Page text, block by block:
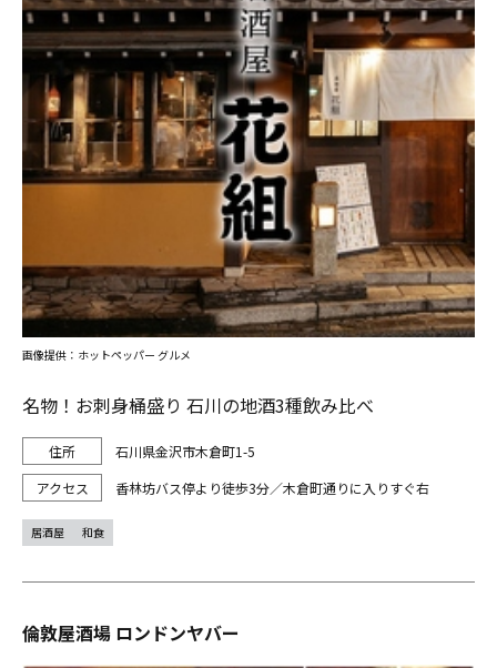
名物！お刺身桶盛り 石川の地酒3種飲み比べ
石川県金沢市木倉町1-5
香林坊バス停より徒歩3分／木倉町通りに入りすぐ右
画像提供：ホットペッパー グルメ
居酒屋 和食
倫敦屋酒場 ロンドンヤバー